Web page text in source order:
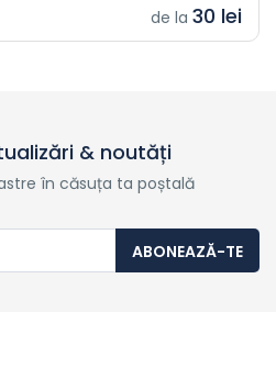
de la 30 lei
& noutăți
în căsuța ta poștală
ABONEAZĂ-TE